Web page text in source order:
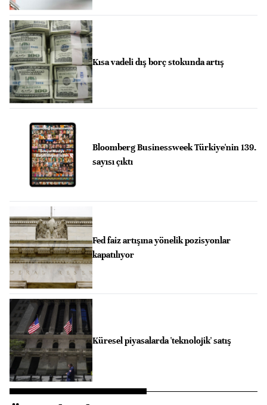
Kısa vadeli dış borç stokunda artış
Bloomberg Businessweek Türkiye'nin 139.
sayısı çıktı
Fed faiz artışına yönelik pozisyonlar
kapatılıyor
Küresel piyasalarda 'teknolojik' satış